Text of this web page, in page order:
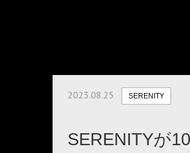
2023.08.25 SERENITY
SERENITYが